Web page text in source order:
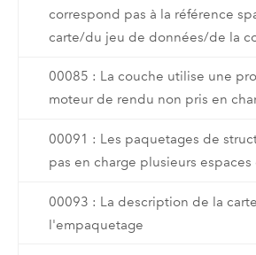
correspond pas à la référence
carte/du jeu de données/de la
00085 : La couche utilise une
moteur de rendu non pris en
00091 : Les paquetages de
pas en charge plusieurs espaces
00093 : La description de la
l'empaquetage